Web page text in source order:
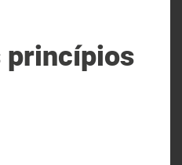
princípios